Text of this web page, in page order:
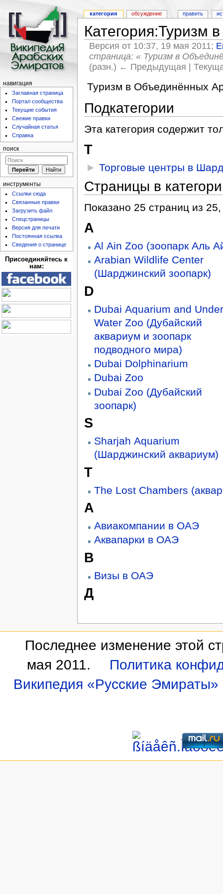
Категория:Туризм
Версия от 10:37, 19 мая 2011;
страница: « Туризм в
(разн.) ← Предыдущая |
Туризм в Объединённых
Подкатегории
Эта категория содержит
Т
► Торговые центры в
Страницы в
Показано 25 страниц из
A
Al Ain Zoo (зоопарк Аль
Arabian Wildlife Center
(Шарджинский зоопарк)
D
Dubai Aquarium and Under
Water Zoo (Дубайский
аквариум и зоопарк
подводного мира)
Dubai Dolphinarium
Dubai Zoo
Dubai Zoo (Дубайский
зоопарк)
S
Sharjah Aquarium
(Шарджинский аквариум)
T
The Lost Chambers
А
Авиакомпании в ОАЭ
Аквапарки в ОАЭ
В
Визы в ОАЭ
Д
категория обсуждение править
навигация
Заглавная страница
Портал сообщества
Текущие события
Свежие правки
Случайная статья
Справка
поиск
инструменты
Ссылки сюда
Связанные правки
Загрузить файл
Спецстраницы
Версия для печати
Постоянная ссылка
Сведения о странице
Присоединяйтесь к
нам:
Последнее изменение этой
мая 2011.
Политика
Википедия «Русские Эмираты»